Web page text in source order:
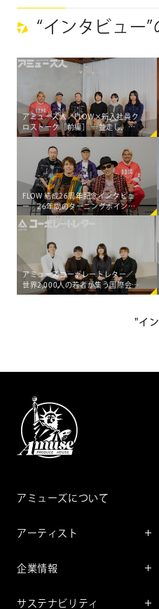
“インタビュー
アミューズ人／FLOW×新入社員ク
ロストーク［前編］ ―並走し、共
に生み出す。アミューズに根付
く、アーティストとの「共創」の
カタチ―
FLOW 結成26周年記念インタビュ
ー 26年間のターニングポイント
と世界五大陸制覇のハプニングエ
ピソードを語る。
アミューズコーポレートレター／
世界2,000人の若者が集う国際会議
で アミューズの4人が見つけた
"イ
アミューズについて
アーティスト
企業情報
サステナビリティ